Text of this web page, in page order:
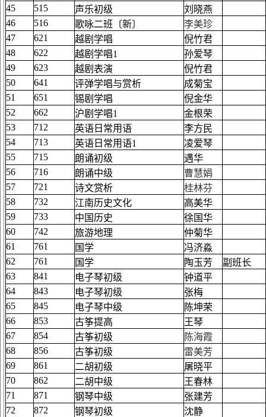
45
515 声乐初级
刘晓燕
46
516 歌咏二班〔新〕
李美珍
47
621 越剧学唱
倪竹君
48
622 越剧学唱1
孙爱琴
49
623 越剧表演
倪竹君
50
641 评弹学唱与赏析
成菊宝
51
651 锡剧学唱
倪金华
52
662 沪剧学唱1
金根荣
53
712 英语日常用语
李方民
54
713 英语日常用语1
凌爱琴
55
715 朗诵初级
遇华
56
716 朗诵中级
曹慧娟
57
721 诗文赏析
桂林芬
58
732 江南历史文化
高美华
59
733 中国历史
徐国华
60
742 旅游地理
仲菊华
61
761 国学
冯济淼
62
761 国学 陶玉芳
副班长
63
841 电子琴初级
钟道平
64
843 电子琴初级
张梅
65
845 电子琴中级
陈坤荣
66
853 古筝提高
王琴
67
854 古筝初级
陈海霞
68
856 古筝初级
雷美芳
69
861 二胡初级
屠晓平
70
862 二胡中级
王春林
71
871 钢琴中级
张建芳
72
872 钢琴初级 沈静